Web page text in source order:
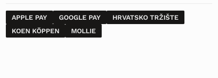
APPLE PAY GOOGLE PAY
HRVATSKO TRŽIŠTE
KOEN KÖPPEN
MOLLIE